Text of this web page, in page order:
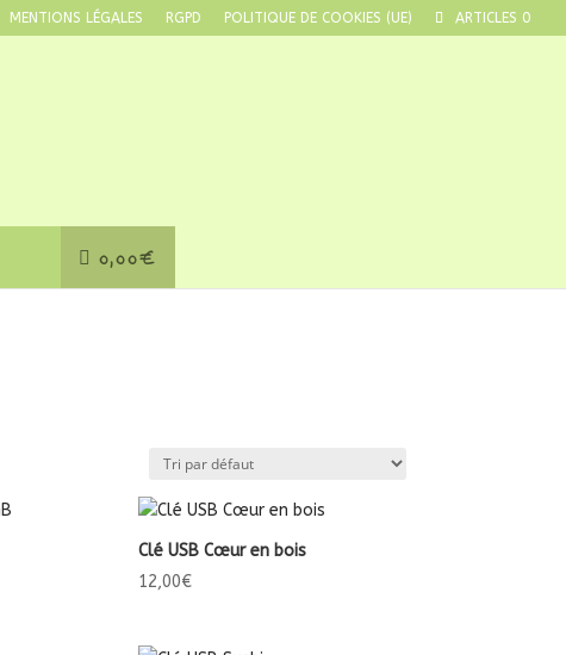
MENTIONS LÉGALES RGPD POLITIQUE DE COOKIES (UE) ARTICLES 0
0,00€
Clé USB Cœur en bois
12,00€